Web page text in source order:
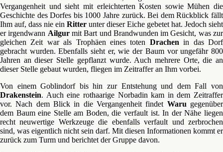
Vergangenheit und sieht mit erleichterten Kosten sowie Mühen die
Geschichte des Dorfes bis 1000 Jahre zurück. Bei dem Rückblick fällt
Ihm auf, dass nie ein Ritter unter dieser Eiche gebetet hat. Jedoch sieht
er irgendwann Ailgurmit Bart und Brandwunden im Gesicht, was zur
gleichen Zeit war als Trophäen eines toten Drachen in das Dorf
gebracht wurden. Ebenfalls sieht er, wie der Baum vor ungefähr 800
Jahren an dieser Stelle gepflanzt wurde. Auch mehrere Orte, die an
dieser Stelle gebaut wurden, fliegen im Zeitraffer an Ihm vorbei.
Von einem Goblindorf bis hin zur Entstehung und dem Fall von
Drakenstein. Auch eine rothaarige Norbadin kam in dem Zeitraffer
vor. Nach dem Blick in die Vergangenheit findet Waru gegenüber
dem Baum eine Stelle am Boden, die verfault ist. In der Nähe liegen
recht neuwertige Werkzeuge die ebenfalls verfault und zerbrochen
sind, was eigentlich nicht sein darf. Mit diesen Informationen kommt er
zurück zum Turm und berichtet der Gruppe davon.